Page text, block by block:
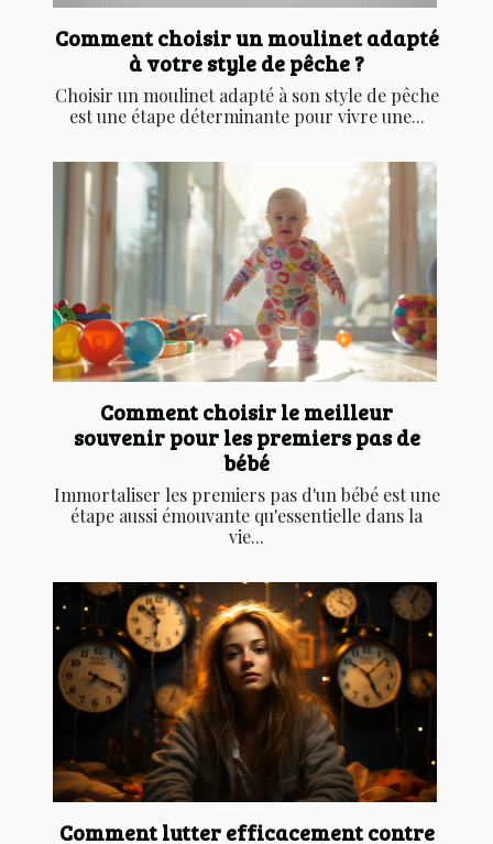
Comment choisir un moulinet adapté
à votre style de pêche ?
Choisir un moulinet adapté à son style de pêche
est une étape déterminante pour vivre une...
Comment choisir le meilleur
souvenir pour les premiers pas de
bébé
Immortaliser les premiers pas d'un bébé est une
étape aussi émouvante qu'essentielle dans la
vie...
Comment lutter efficacement contre